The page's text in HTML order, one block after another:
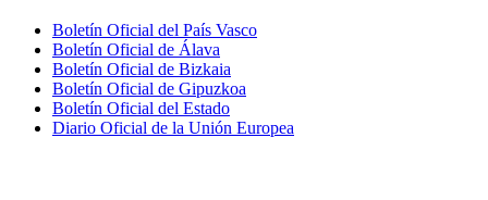
Boletín Oficial del País Vasco
Boletín Oficial de Álava
Boletín Oficial de Bizkaia
Boletín Oficial de Gipuzkoa
Boletín Oficial del Estado
Diario Oficial de la Unión Europea